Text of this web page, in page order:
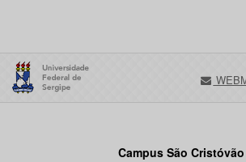
Campus São Cristóvão